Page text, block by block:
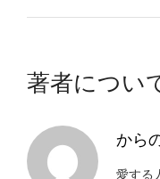
著者につい
から
愛する